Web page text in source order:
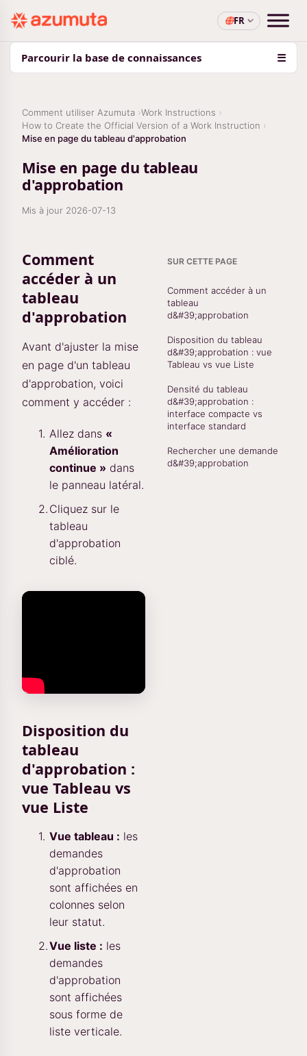
FR
Parcourir la base de connaissances ☰
Comment utiliser Azumuta
Work Instructions
How to Create the Official Version of a Work Instruction
Mise en page du tableau d'approbation
Mise en page du tableau
d'approbation
Mis à jour 2026-07-13
Comment
accéder à un
tableau
d'approbation
Avant d'ajuster la mise
en page d'un tableau
d'approbation, voici
comment y accéder :
Allez dans «
Amélioration
continue » dans
le panneau latéral.
Cliquez sur le
tableau
d'approbation
ciblé.
Disposition du
tableau
d'approbation :
vue Tableau vs
vue Liste
Vue tableau : les
demandes
d'approbation
sont affichées en
colonnes selon
leur statut.
Vue liste : les
demandes
d'approbation
sont affichées
sous forme de
liste verticale.
SUR CETTE PAGE
Comment accéder à un
tableau
d&#39;approbation
Disposition du tableau
d&#39;approbation : vue
Tableau vs vue Liste
Densité du tableau
d&#39;approbation :
interface compacte vs
interface standard
Rechercher une demande
d&#39;approbation